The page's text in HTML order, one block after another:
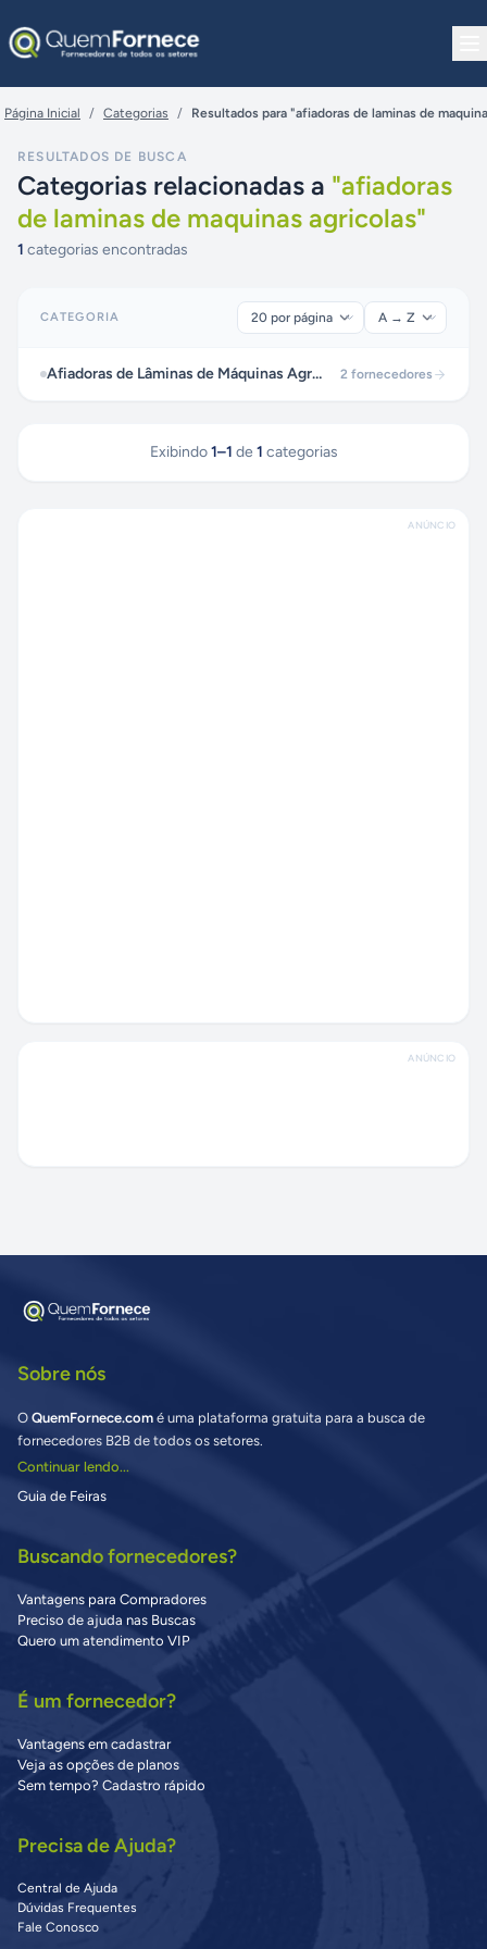
Página Inicial / Categorias / Resultados para "afiadoras de laminas de
RESULTADOS DE BUSCA
Categorias relacionadas a "afiadoras
de laminas de maquinas agricolas"
1 categorias encontradas
CATEGORIA
Afiadoras de Lâminas de Máquinas Agrícolas 2 fornecedores
Exibindo 1–1 de 1 categorias
ANÚNCIO
ANÚNCIO
Sobre nós
O QuemFornece.com é uma plataforma gratuita para a busca de
fornecedores B2B de todos os setores.
Continuar lendo...
Guia de Feiras
Buscando fornecedores?
Vantagens para Compradores
Preciso de ajuda nas Buscas
Quero um atendimento VIP
É um fornecedor?
Vantagens em cadastrar
Veja as opções de planos
Sem tempo? Cadastro rápido
Precisa de Ajuda?
Central de Ajuda
Dúvidas Frequentes
Fale Conosco